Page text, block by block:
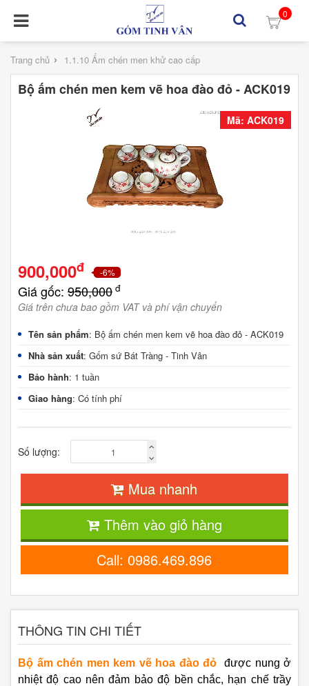
0
Trang chủ › 1.1.10 Ấm chén men khử cao cấp
Bộ ấm chén men kem vẽ hoa đào đỏ - ACK019
Mã: ACK019
900,000đ -6%
Giá gốc: 950,000 đ
Giá trên chưa bao gồm VAT và phí vận chuyển
Tên sản phẩm: Bộ ấm chén men kem vẽ hoa đào đỏ - ACK019
Nhà sản xuất: Gốm sứ Bát Tràng - Tinh Vân
Bảo hành: 1 tuần
Giao hàng: Có tính phí
Số lượng:
Mua nhanh
Thêm vào giỏ hàng
Call: 0986.469.896
THÔNG TIN CHI TIẾT
Bộ ấm chén men kem vẽ hoa đào đỏ
được nung ở
nhiệt độ cao nên đảm bảo độ bền chắc, hạn chế trầy